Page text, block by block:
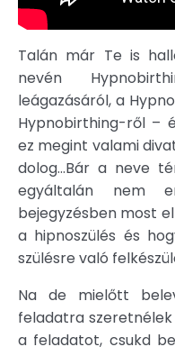
Talán már Te is
nevén
leágazásáról, a
Hypnobirthing-ről –
ez megint valami
dolog...Bár a neve
egyáltalán nem
bejegyzésben most
a hipnoszülés és
szülésre való
Na de mielőtt
feladatra
a feladatot, csukd